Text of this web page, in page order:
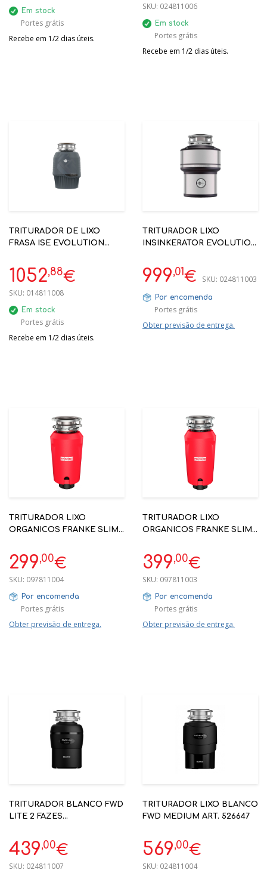
Em stock
Portes grátis
Recebe em 1/2 dias úteis.
SKU: 024811006
Em stock
Portes grátis
Recebe em 1/2 dias úteis.
TRITURADOR DE LIXO
FRASA ISE EVOLUTION
1052,88€
SKU: 014811008
Em stock
Portes grátis
Recebe em 1/2 dias úteis.
TRITURADOR LIXO
INSINKERATOR EVOLUTION
999,01€ SKU: 024811003
Por encomenda
Portes grátis
Obter previsão de entrega.
TRITURADOR LIXO
ORGANICOS FRANKE SLIM
299,00€
SKU: 097811004
Por encomenda
Portes grátis
Obter previsão de entrega.
TRITURADOR LIXO
ORGANICOS FRANKE SLIM
399,00€
SKU: 097811003
Por encomenda
Portes grátis
Obter previsão de entrega.
TRITURADOR BLANCO FWD
LITE 2 FAZES
439,00€
SKU: 024811007
TRITURADOR LIXO BLANCO
FWD MEDIUM ART. 526647
569,00€
SKU: 024811004